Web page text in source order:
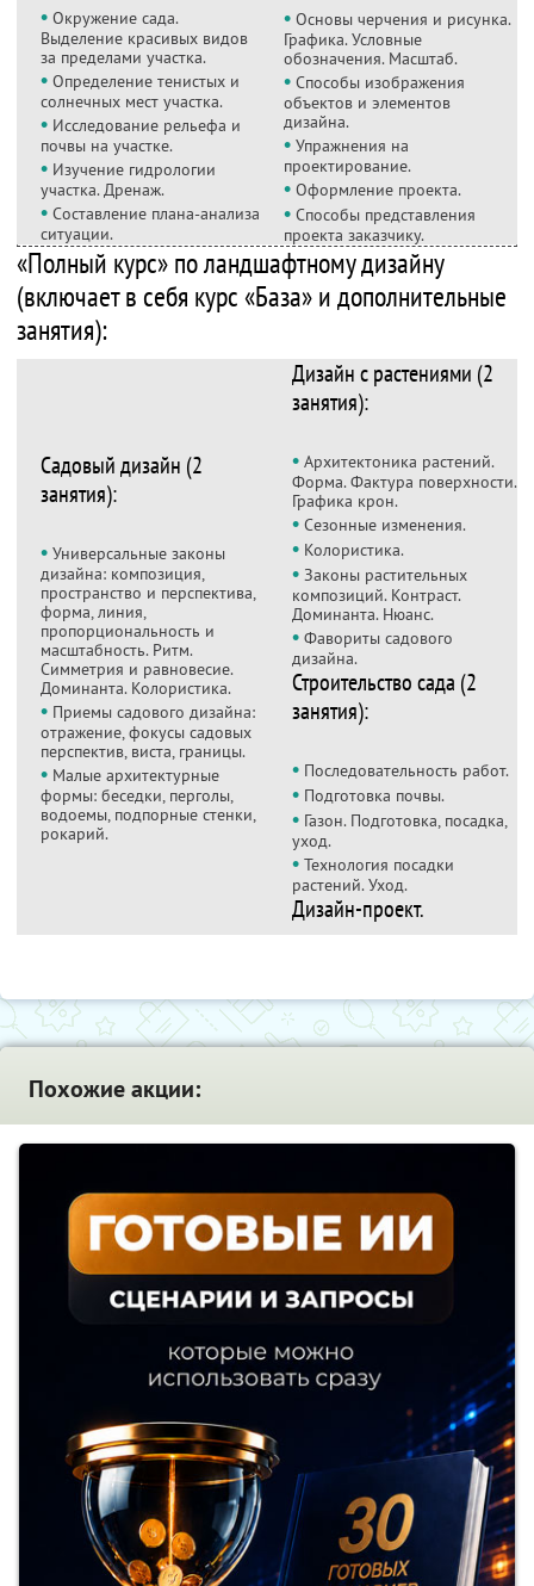
• Окружение сада.
Выделение красивых видов
за пределами участка.
• Определение тенистых и
солнечных мест участка.
• Исследование рельефа и
почвы на участке.
• Изучение гидрологии
участка. Дренаж.
• Составление плана-анализа
ситуации.
• Основы черчения и рисунка.
Графика. Условные
обозначения. Масштаб.
• Способы изображения
объектов и элементов
дизайна.
• Упражнения на
проектирование.
• Оформление проекта.
• Способы представления
проекта заказчику.
«Полный курс» по ландшафтному дизайну
(включает в себя курс «База» и дополнительные
занятия):
Садовый дизайн (2
занятия):
• Универсальные законы
дизайна: композиция,
пространство и перспектива,
форма, линия,
пропорциональность и
масштабность. Ритм.
Симметрия и равновесие.
Доминанта. Колористика.
• Приемы садового дизайна:
отражение, фокусы садовых
перспектив, виста, границы.
• Малые архитектурные
формы: беседки, перголы,
водоемы, подпорные стенки,
рокарий.
Дизайн с растениями (2
занятия):
• Архитектоника растений.
Форма. Фактура поверхности.
Графика крон.
• Сезонные изменения.
• Колористика.
• Законы растительных
композиций. Контраст.
Доминанта. Нюанс.
• Фавориты садового
дизайна.
Строительство сада (2
занятия):
• Последовательность работ.
• Подготовка почвы.
• Газон. Подготовка, посадка,
уход.
• Технология посадки
растений. Уход.
Дизайн-проект.
Похожие акции: